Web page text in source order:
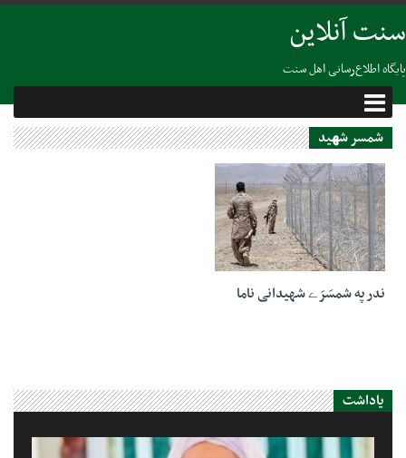
سنت آنلاین
پایگاه اطلاع‌رسانی اهل سنت
شمسر شھید
01 مارس 2021
ندر په شمسَرَے شهیدانی ناما
یاداشت